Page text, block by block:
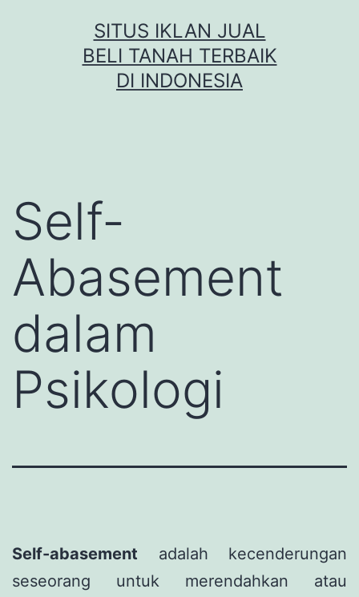
SITUS IKLAN JUAL
BELI TANAH TERBAIK
DI INDONESIA
Self-
Abasement
dalam
Psikologi
Self-abasement adalah kecenderungan
seseorang untuk merendahkan atau